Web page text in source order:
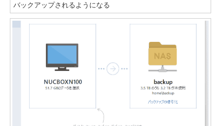
バックアップされるようになる